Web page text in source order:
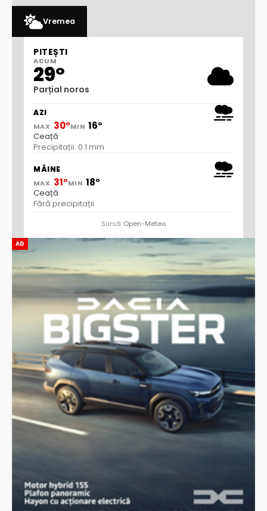
AD
Vremea
PITEȘTI
ACUM
29°
Parțial noros
AZI
MAX 30°MIN 16°
Ceață
Precipitații: 0.1 mm
MÂINE
MAX 31°MIN 18°
Ceață
Fără precipitații
Sursă: Open-Meteo